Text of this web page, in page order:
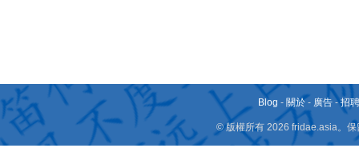
Blog - 關於 - 廣告 -招
© 版權所有 2026 fridae.asia。